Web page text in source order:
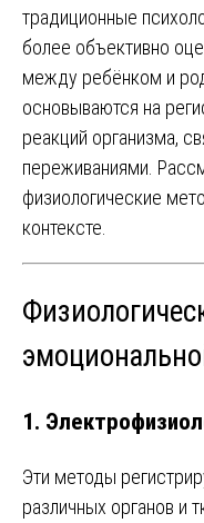
традиционные
более объективно
между ребёнком и
основываются на
реакций организма,
переживаниями.
физиологические
контексте.
1.
Эти методы
различных органов и